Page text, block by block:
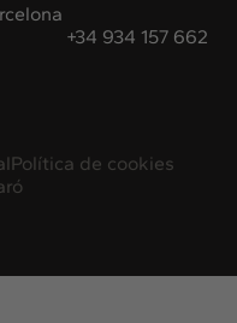
+34 934 157 662
Política de cookies